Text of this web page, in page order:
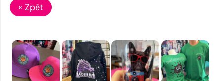
« Zpět